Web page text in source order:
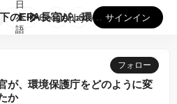
トランプ政権下のEPA長官が、環境保護庁をどのように変え、汚...
日
本
語
GooglePlay
AppStore サインイン
フォロー
が、環境保護庁をどのように変
か